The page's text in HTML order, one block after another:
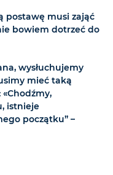
postawę musi zająć
bowiem dotrzeć do
wysłuchujemy
mieć taką
istnieje
początku” –